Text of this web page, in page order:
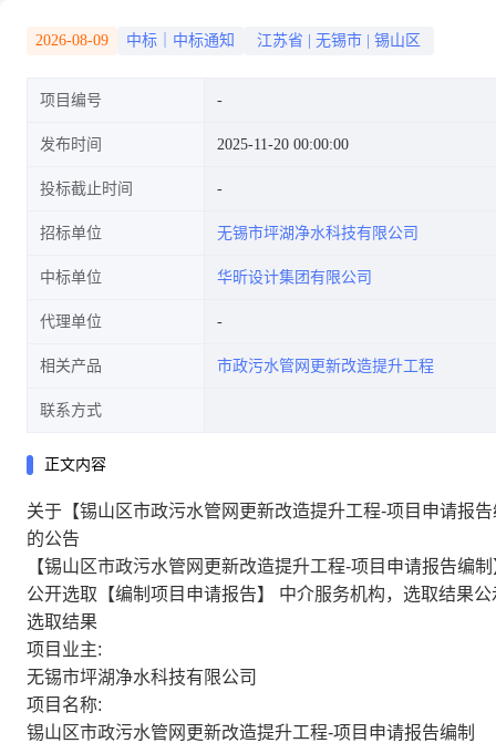
2026-08-09 中标｜中标通知 江苏省 无锡市 锡山区
项目编号
发布时间 2025-11-20 00:00:00
投标截止时间
招标单位 无锡市坪湖净水科技有限公司
中标单位 华昕设计集团有限公司
代理单位
相关产品 市政污水管网更新改造提升工程
联系方式
正文内容
关于【锡山区市政污水管网更新改造提升工程-项目申请报
的公告
【锡山区市政污水管网更新改造提升工程-项目申请报告编
公开选取【编制项目申请报告】 中介服务机构，选取结果
选取结果
项目业主:
无锡市坪湖净水科技有限公司
项目名称:
锡山区市政污水管网更新改造提升工程-项目申请报告编制